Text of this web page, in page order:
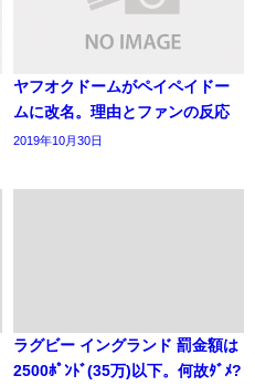
ヤフオクドームがペイペイドー
ムに改名。理由とファンの反応
2019年10月30日
ラグビー イングランド 罰金額は
2500ﾎﾟﾝﾄﾞ(35万)以下。何故ﾀﾞﾒ?